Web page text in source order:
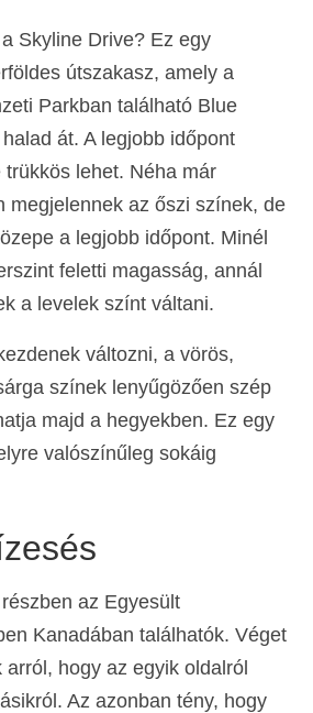
Skyline Drive? Ez egy
útszakasz, amely a
Parkban található Blue
át. A legjobb időpont
trükkös lehet. Néha már
megjelennek az őszi színek, de
a legjobb időpont. Minél
feletti magasság, annál
a levelek színt váltani.
változni, a vörös,
színek lenyűgözően szép
majd a hegyekben. Ez egy
valószínűleg sokáig
az Egyesült
Kanadában találhatók. Véget
arról, hogy az egyik oldalról
Az azonban tény, hogy